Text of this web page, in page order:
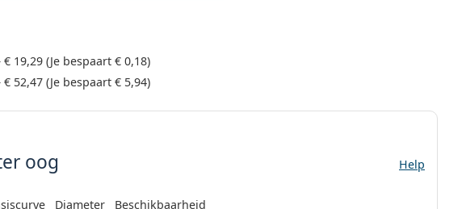
€ 19,29 (Je bespaart€ 0,18)
€ 52,47 (Je bespaart€ 5,94)
oog Help
Diameter Beschikbaarheid